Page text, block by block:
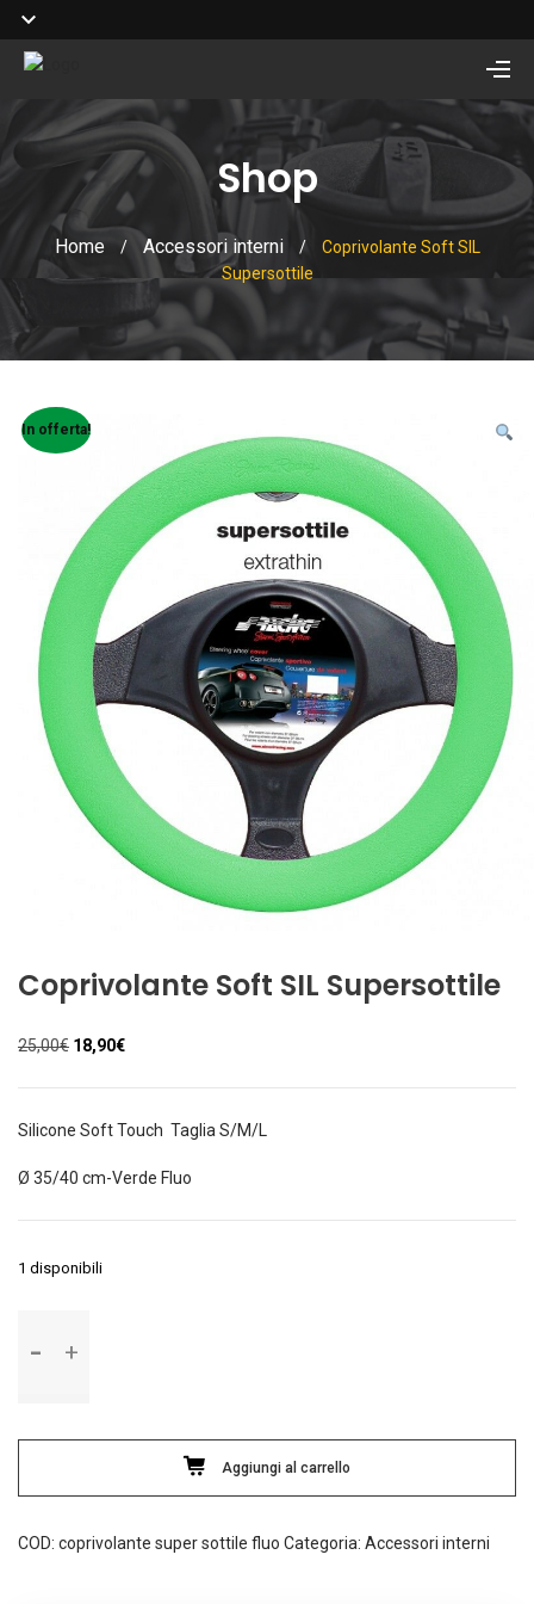
Shop
Home / Accessori interni /
Coprivolante Soft SIL
Supersottile
In offerta!
Coprivolante Soft SIL Supersottile
25,00€ Il
originale
25,00€.
18,90€Il
attuale
18,90€.
Silicone Soft Touch Taglia S/M/L
Ø 35/40 cm-Verde Fluo
1 disponibili
Soft
quantità
Aggiungi al carrello
COD: coprivolante super sottile fluo Categoria: Accessori interni